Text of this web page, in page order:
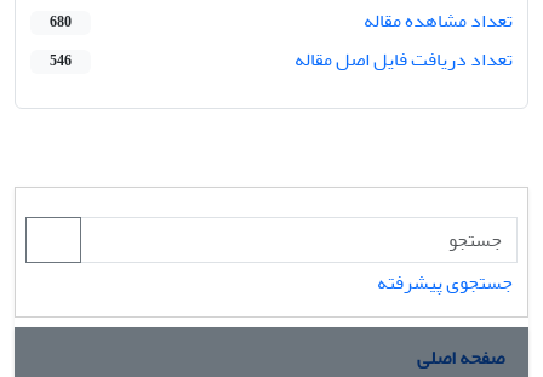
تعداد مشاهده مقاله
680
تعداد دریافت فایل اصل مقاله 546
جستجوی پیشرفته
صفحه اصلی